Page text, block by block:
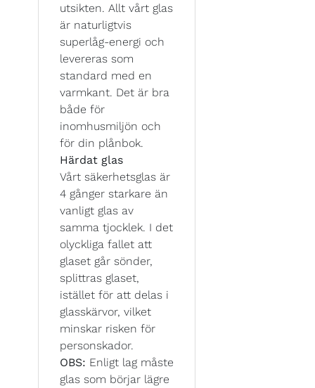
utsikten. Allt vårt glas
är naturligtvis
superlåg-energi och
levereras som
standard med en
varmkant. Det är bra
både för
inomhusmiljön och
för din plånbok.
Härdat glas
Vårt säkerhetsglas är
4 gånger starkare än
vanligt glas av
samma tjocklek. I det
olyckliga fallet att
glaset går sönder,
splittras glaset,
istället för att delas i
glasskärvor, vilket
minskar risken för
personskador.
OBS: Enligt lag måste
glas som börjar lägre